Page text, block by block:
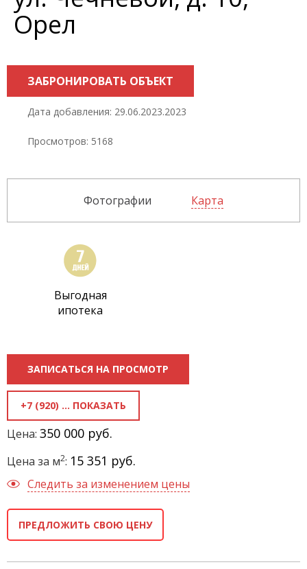
Орел
ЗАБРОНИРОВАТЬ ОБЪЕКТ
Дата добавления: 29.06.2023.2023
Просмотров: 5168
Фотографии Карта
Выгодная
ипотека
ЗАПИСАТЬСЯ НА ПРОСМОТР
+7 (920) 818-81-50
Цена: 350 000 руб.
Цена за м2: 15 351 руб.
Следить за изменением цены
ПРЕДЛОЖИТЬ СВОЮ ЦЕНУ